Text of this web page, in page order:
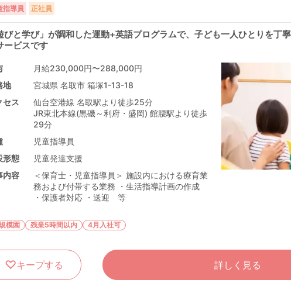
指導員 正社員
びと学び」が調和した運動+英語プログラムで、子ども一人ひとりを丁
ービスです
月給230,000円〜288,000円
地
宮城県 名取市 箱塚1-13-18
セス
仙台空港線 名取駅より徒歩25分
JR東北本線(黒磯～利府・盛岡) 館腰駅より徒歩
29分
児童指導員
形態
児童発達支援
内容
＜保育士・児童指導員＞ 施設内における療育業
務および付帯する業務 ・生活指導計画の作成
・保護者対応 ・送迎 等
模園 残業5時間以内 4月入社可
キープする 詳しく見る